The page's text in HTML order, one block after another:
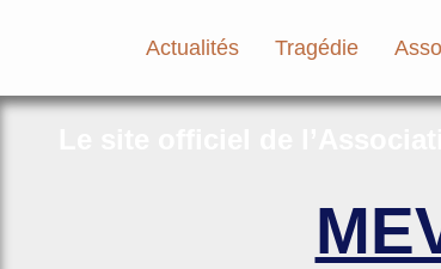
Actualités Tragédie